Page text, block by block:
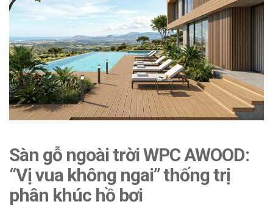
Sàn gỗ ngoài trời WPC AWOOD:
“Vị vua không ngai” thống trị
phân khúc hồ bơi